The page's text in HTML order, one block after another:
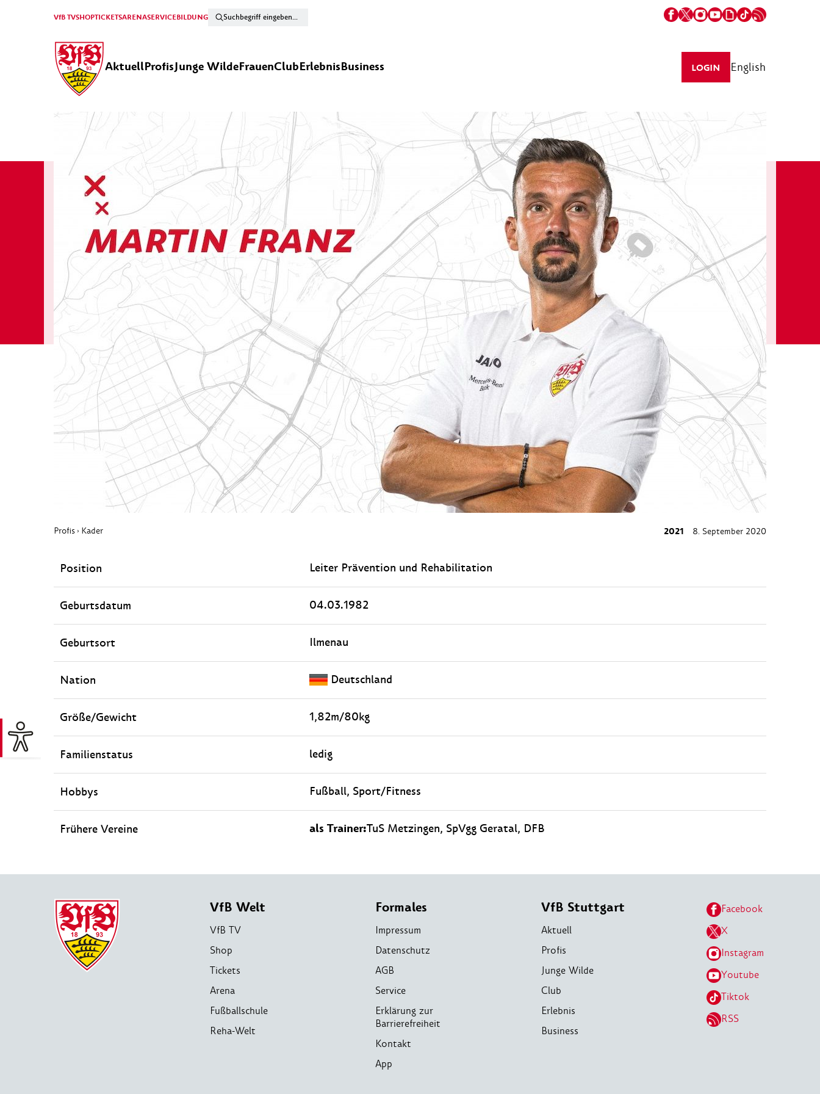
VfB TVSHOPTICKETSARENASERVICEBILDUNG
AktuellProfisJunge WildeFrauenClubErlebnisBusiness LOGIN English
Profis › Kader 2021 8. September 2020
Position Leiter Prävention und Rehabilitation
Geburtsdatum 04.03.1982
Geburtsort Ilmenau
Nation Deutschland
Größe/Gewicht 1,82m/80kg
Familienstatus ledig
Hobbys Fußball, Sport/Fitness
Frühere Vereine als Trainer:TuS Metzingen, SpVgg Geratal, DFB
VfB Welt
VfB TV
Shop
Tickets
Arena
Fußballschule
Reha-Welt
Formales
Impressum
Datenschutz
AGB
Service
Erklärung zur
Barrierefreiheit
Kontakt
App
VfB Stuttgart
Aktuell
Profis
Junge Wilde
Club
Erlebnis
Business
Facebook
X
Instagram
Youtube
Tiktok
RSS